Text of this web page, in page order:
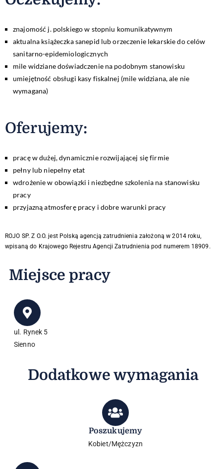
znajomość j. polskiego w stopniu komunikatywnym
aktualna książeczka sanepid lub orzeczenie lekarskie do celów
sanitarno-epidemiologicznych
mile widziane doświadczenie na podobnym stanowisku
umiejętność obsługi kasy fiskalnej (mile widziana, ale nie
wymagana)
Oferujemy:
pracę w dużej, dynamicznie rozwijającej się firmie
pełny lub niepełny etat
wdrożenie w obowiązki i niezbędne szkolenia na stanowisku
pracy
przyjazną atmosferę pracy i dobre warunki pracy
ROJO SP. Z O.O. jest Polską agencją zatrudnienia założoną w 2014 roku,
wpisaną do Krajowego Rejestru Agencji Zatrudnienia pod numerem 18909.
Miejsce pracy
ul. Rynek 5
Sienno
Dodatkowe wymagania
Poszukujemy
Kobiet/Mężczyzn